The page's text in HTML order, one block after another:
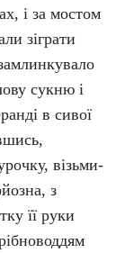
і за мостом
зіграти
сукню і
в сивої
візьми-
з
її руки